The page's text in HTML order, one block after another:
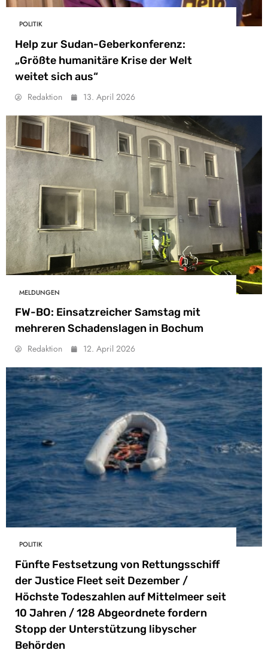
POLITIK
Help zur Sudan-Geberkonferenz:
„Größte humanitäre Krise der Welt
weitet sich aus“
Redaktion 13. April 2026
MELDUNGEN
FW-BO: Einsatzreicher Samstag mit
mehreren Schadenslagen in Bochum
Redaktion 12. April 2026
POLITIK
Fünfte Festsetzung von Rettungsschiff
der Justice Fleet seit Dezember /
Höchste Todeszahlen auf Mittelmeer seit
10 Jahren / 128 Abgeordnete fordern
Stopp der Unterstützung libyscher
Behörden